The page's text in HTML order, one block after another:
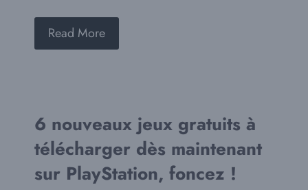
Read More
6 nouveaux jeux gratuits à
télécharger dès maintenant
sur PlayStation, foncez !